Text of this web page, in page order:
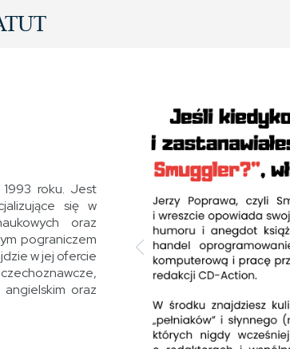
1993 roku. Jest
się w
oraz
pograniczem
w jej ofercie
oraz